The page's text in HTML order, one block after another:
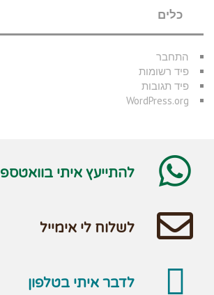
כלים
התחבר
פיד רשומות
פיד תגובות
WordPress.org
להתייעץ איתי בוואטספ
לשלוח לי אימייל
לדבר איתי בטלפון